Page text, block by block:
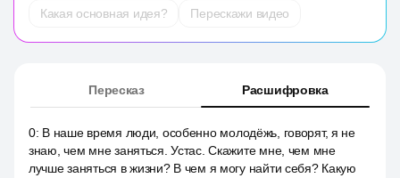
Какая основная идея?
Перескажи видео
Пересказ Расшифровка
0: В наше время люди, особенно молодёжь, говорят, я не
знаю, чем мне заняться. Устас. Скажите мне, чем мне
лучше заняться в жизни? В чем я могу найти себя? Какую